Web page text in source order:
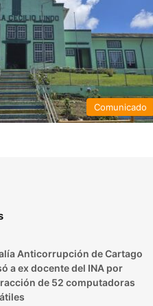
Comunicado
Anticorrupción de Cartago
a ex docente del INA por
de 52 computadoras